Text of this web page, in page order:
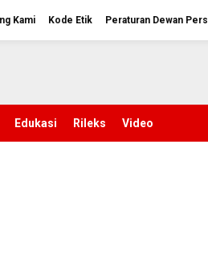
Kami Kode Etik Peraturan Dewan Pers
Edukasi Rileks Video